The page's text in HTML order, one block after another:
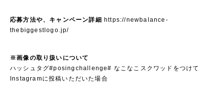
応募方法や、キャンペーン詳細 https://newbalance-
thebiggestlogo.jp/
※画像の取り扱いについて
ハッシュタグ#posingchallenge# なこなこスクワッドをつけて
Instagramに投稿いただいた場合